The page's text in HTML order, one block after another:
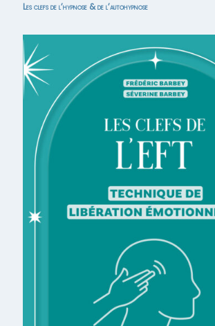
Les clefs de l’hypnose & de l’autohypnose